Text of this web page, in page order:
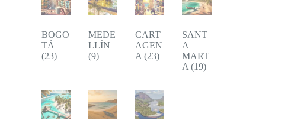
BOGO
TÁ
(23)
MEDE
LLÍN
(9)
CART
AGEN
A(23)
SANT
A
MART
A(19)